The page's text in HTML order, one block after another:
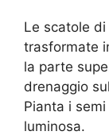
Le scatole
trasformate
la parte
drenaggio
Pianta i
luminosa.